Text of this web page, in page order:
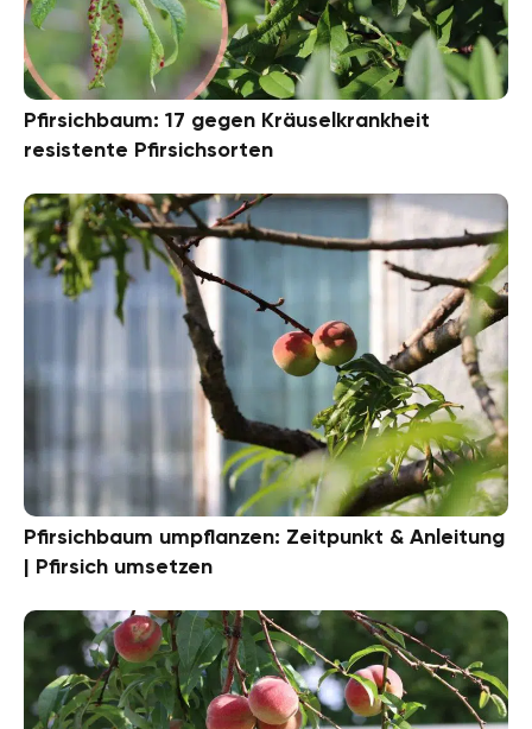
Pfirsichbaum: 17 gegen Kräuselkrankheit
resistente Pfirsichsorten
Pfirsichbaum umpflanzen: Zeitpunkt & Anleitung
| Pfirsich umsetzen